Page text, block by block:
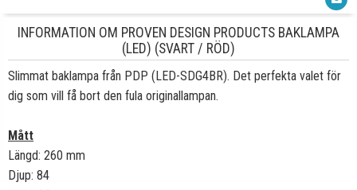
INFORMATION OM PROVEN DESIGN PRODUCTS BAKLAMPA
(LED) (SVART / RÖD)
Slimmat baklampa från PDP (LED-SDG4BR). Det perfekta valet för
dig som vill få bort den fula originallampan.
Mått
Längd: 260 mm
Djup: 84